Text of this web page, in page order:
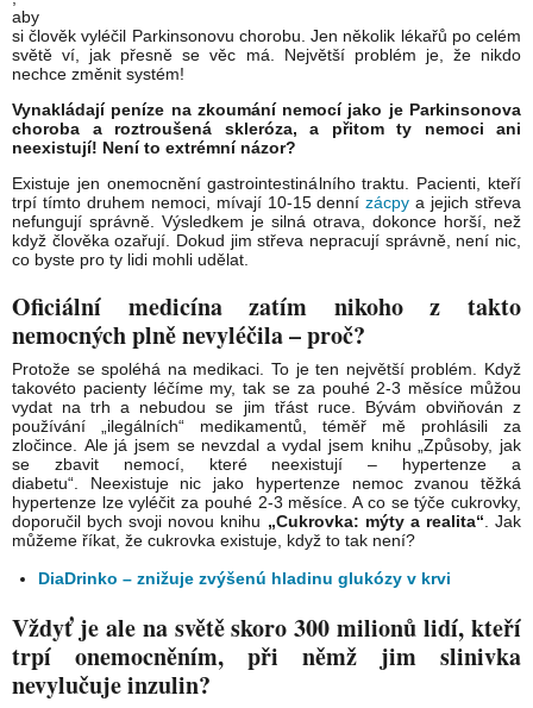
aby
si člověk vyléčil Parkinsonovu chorobu. Jen několik lékařů po celém
světě ví, jak přesně se věc má. Největší problém je, že nikdo
nechce změnit systém!
Vynakládají peníze na zkoumání nemocí jako je Parkinsonova
choroba a roztroušená skleróza, a přitom ty nemoci ani
neexistují! Není to extrémní názor?
Existuje jen onemocnění gastrointestinálního traktu. Pacienti, kteří
trpí tímto druhem nemoci, mívají 10-15 dennízácpy a jejich střeva
nefungují správně. Výsledkem je silná otrava, dokonce horší, než
když člověka ozařují. Dokud jim střeva nepracují správně, není nic,
co byste pro ty lidi mohli udělat.
Oficiální medicína zatím nikoho z takto
nemocných plně nevyléčila – proč?
Protože se spoléhá na medikaci. To je ten největší problém. Když
takovéto pacienty léčíme my, tak se za pouhé 2-3 měsíce můžou
vydat na trh a nebudou se jim třást ruce. Bývám obviňován z
používání „ilegálních“ medikamentů, téměř mě prohlásili za
zločince. Ale já jsem se nevzdal a vydal jsem knihu „Způsoby, jak
se zbavit nemocí, které neexistují – hypertenze a
diabetu“. Neexistuje nic jako hypertenze nemoc zvanou těžká
hypertenze lze vyléčit za pouhé 2-3 měsíce. A co se týče cukrovky,
doporučil bych svoji novou knihu „Cukrovka: mýty a realita“ . Jak
můžeme říkat, že cukrovka existuje, když to tak není?
DiaDrinko – znižuje zvýšenú hladinu glukózy v krvi
Vždyť je ale na světě skoro 300 milionů lidí, kteří
trpí onemocněním, při němž jim slinivka
nevylučuje inzulin?